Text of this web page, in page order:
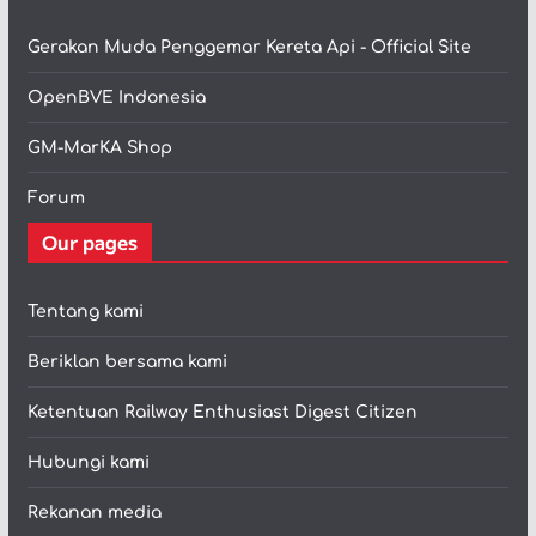
Gerakan Muda Penggemar Kereta Api - Official Site
OpenBVE Indonesia
GM-MarKA Shop
Forum
Our pages
Tentang kami
Beriklan bersama kami
Ketentuan Railway Enthusiast Digest Citizen
Hubungi kami
Rekanan media